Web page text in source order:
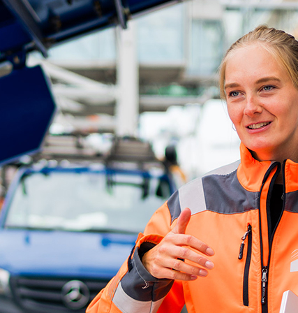
Center der HPA
aller Verkehrsmeldungen im Hafen am